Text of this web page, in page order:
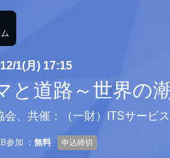
12/1(月) 17:15
と道路～世界の
協会、共催：（一財）
参加 ： 無料 申込締切